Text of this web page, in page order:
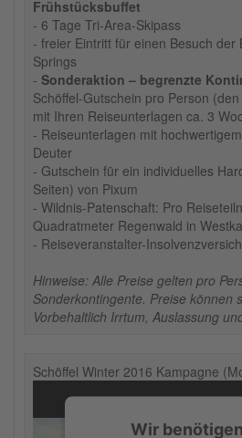
Frühstücksbuffet
- 6 Tage Tri-Area-Skipass
- freier Eintritt für einen Besuch der
Springs
- Sonderaktion – begrenzte
Schöffel-Gutschein pro Person
mit Ihren Reiseunterlagen ca. 3
- Reiseunterlagen mit
Deuter
- Gutschein für ein individuelles
Seiten) von Pixum
- Wildnis-Patenschaft: Pro
Quadratmeter Regenwald in
- Reiseveranstalter-
Hinweise: Alle Preise gelten pro
Sonderkontingente. Preise können
Vorbehaltlich Irrtum, Auslassung
Schöffel Winter 2016 Kampagne
Wir